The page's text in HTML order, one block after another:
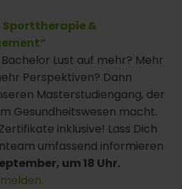
Sporttherapie &
Lust auf mehr? Mehr
Perspektiven? Dann
Masterstudiengang, der
Gesundheitswesen macht.
inklusive! Lass Dich
umfassend informieren
um 18 Uhr.